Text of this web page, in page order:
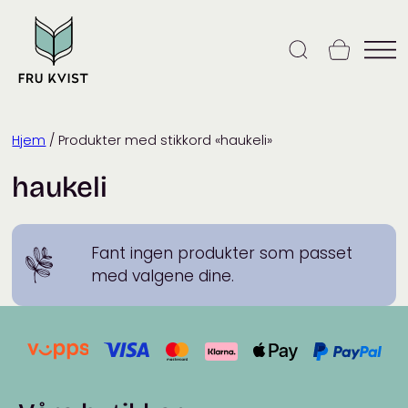
content
Hjem / Produkter med stikkord «haukeli»
haukeli
Fant ingen produkter som passet
med valgene dine.